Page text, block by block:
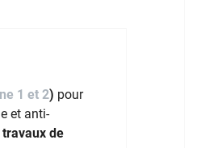
1 et 2) pour
et anti-
de